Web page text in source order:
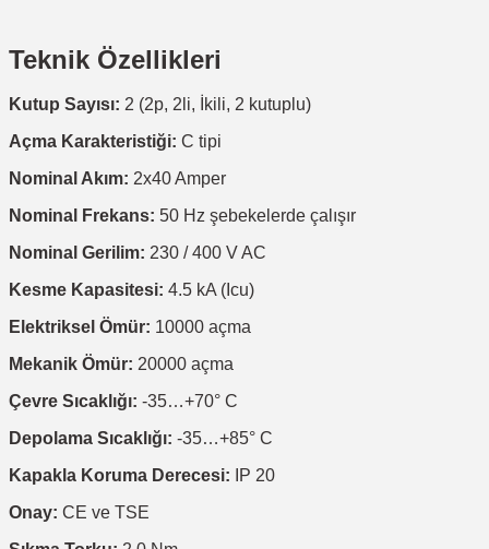
Teknik Özellikleri
Kutup Sayısı: 2 (2p, 2li, İkili, 2 kutuplu)
Açma Karakteristiği: C tipi
Nominal Akım: 2x40 Amper
Nominal Frekans: 50 Hz şebekelerde çalışır
Nominal Gerilim: 230 / 400 V AC
Kesme Kapasitesi: 4.5 kA (Icu)
Elektriksel Ömür: 10000 açma
Mekanik Ömür: 20000 açma
Çevre Sıcaklığı: -35…+70° C
Depolama Sıcaklığı: -35…+85° C
Kapakla Koruma Derecesi: IP 20
Onay: CE ve TSE